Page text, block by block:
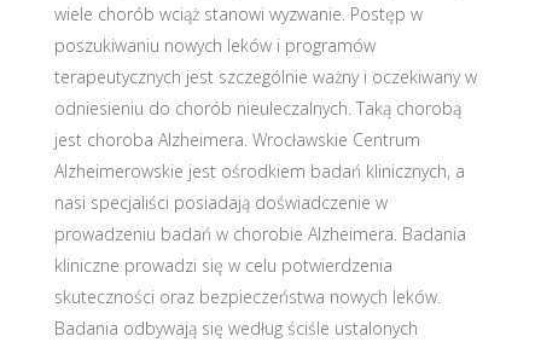
wiele chorób wciąż stanowi wyzwanie. Postęp w
poszukiwaniu nowych leków i programów
terapeutycznych jest szczególnie ważny i oczekiwany w
odniesieniu do chorób nieuleczalnych. Taką chorobą
jest choroba Alzheimera. Wrocławskie Centrum
Alzheimerowskie jest ośrodkiem badań klinicznych, a
nasi specjaliści posiadają doświadczenie w
prowadzeniu badań w chorobie Alzheimera. Badania
kliniczne prowadzi się w celu potwierdzenia
skuteczności oraz bezpieczeństwa nowych leków.
Badania odbywają się według ściśle ustalonych